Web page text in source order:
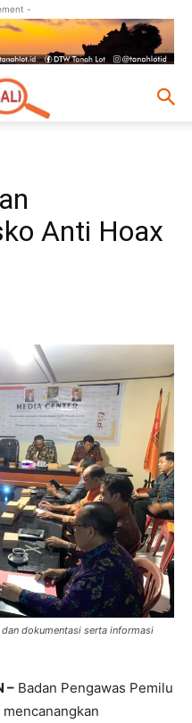
-
Anti Hoax
dokumentasi serta informasi
– Badan Pengawas Pemilu